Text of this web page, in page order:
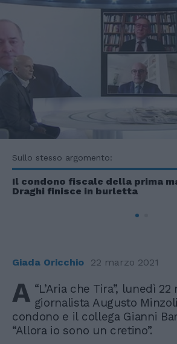
Sullo stesso argomento:
Il condono fiscale della prima
Draghi finisce in burletta
Giada Oricchio 22 marzo 2021
A “L’Aria che Tira”, lunedì
giornalista Augusto
condono e il collega Gianni
“Allora io sono un cretino”.